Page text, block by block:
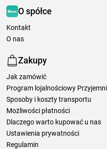
O spółce
Kontakt
O nas
Zakupy
Jak zamówić
Program lojalnościowy
Sposoby i koszty transportu
Możliwości płatności
Dlaczego warto kupować u nas
Ustawienia prywatności
Regulamin